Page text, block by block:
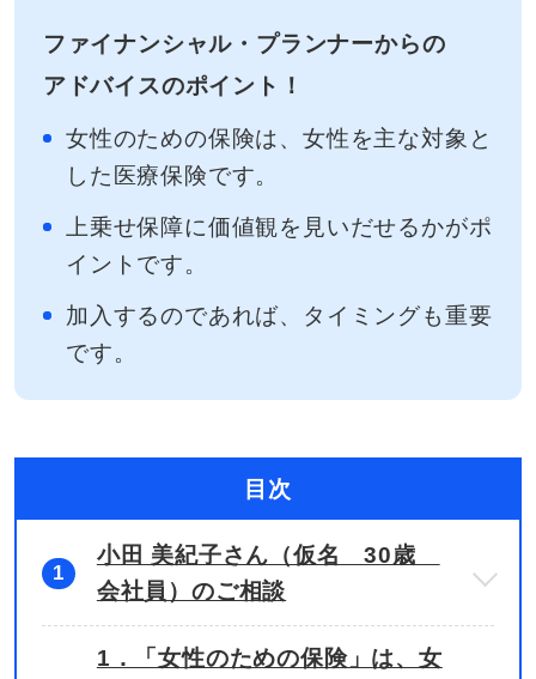
ファイナンシャル・プランナーからの
アドバイスのポイント！
女性のための保険は、女性を主な対象と
した医療保険です。
上乗せ保障に価値観を見いだせるかがポ
イントです。
加入するのであれば、タイミングも重要
です。
目次
1
小田 美紀子さん（仮名 30歳
会社員）のご相談
1．「女性のための保険」は、女